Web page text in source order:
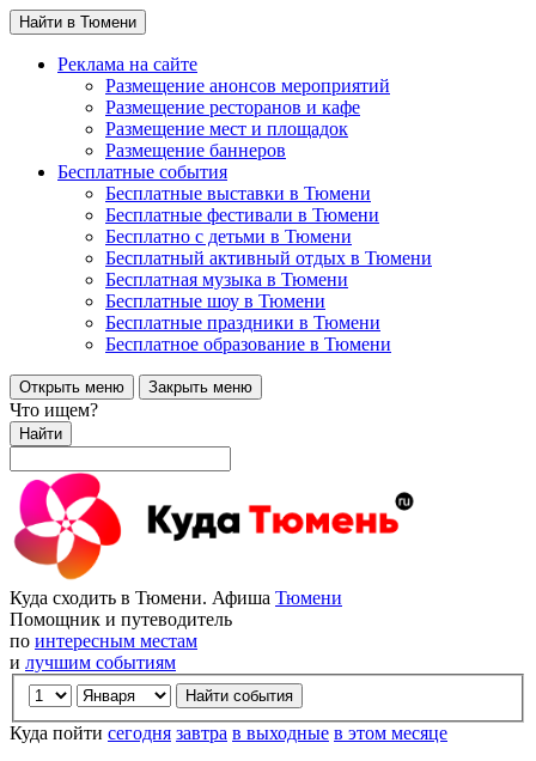
Найти в Тюмени
Реклама на сайте
Размещение анонсов мероприятий
Размещение ресторанов и кафе
Размещение мест и площадок
Размещение баннеров
Бесплатные события
Бесплатные выставки в Тюмени
Бесплатные фестивали в Тюмени
Бесплатно с детьми в Тюмени
Бесплатный активный отдых в Тюмени
Бесплатная музыка в Тюмени
Бесплатные шоу в Тюмени
Бесплатные праздники в Тюмени
Бесплатное образование в Тюмени
Открыть меню Закрыть меню
Что ищем?
Найти
Куда сходить в Тюмени. Афиша Тюмени
Помощник и путеводитель
по интересным местам
и лучшим событиям
Куда пойти сегодня завтра в выходные в этом месяце